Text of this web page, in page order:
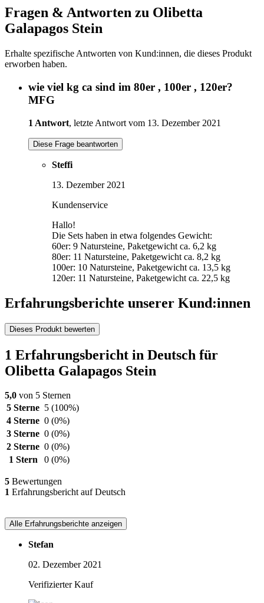
Fragen & Antworten zu Olibetta
Galapagos Stein
Erhalte spezifische Antworten von Kund:innen, die dieses Produkt
erworben haben.
wie viel kg ca sind im 80er , 100er , 120er?
MFG
1 Antwort, letzte Antwort vom 13. Dezember 2021
Diese Frage beantworten
Steffi
13. Dezember 2021
Kundenservice
Hallo!
Die Sets haben in etwa folgendes Gewicht:
60er: 9 Natursteine, Paketgewicht ca. 6,2 kg
80er: 11 Natursteine, Paketgewicht ca. 8,2 kg
100er: 10 Natursteine, Paketgewicht ca. 13,5 kg
120er: 11 Natursteine, Paketgewicht ca. 22,5 kg
Erfahrungsberichte unserer Kund:innen
Dieses Produkt bewerten
1 Erfahrungsbericht in Deutsch für
Olibetta Galapagos Stein
5,0 von 5 Sternen
5 Sterne 5 (100%)
4 Sterne 0 (0%)
3 Sterne 0 (0%)
2 Sterne 0 (0%)
1 Stern
0 (0%)
5 Bewertungen
1 Erfahrungsbericht auf Deutsch
Alle Erfahrungsberichte anzeigen
Stefan
02. Dezember 2021
Verifizierter Kauf